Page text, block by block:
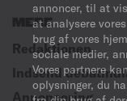
annoncer, til at
at analysere
brug af vores
sociale medier,
Vores partnere
oplysninger, du
MERE
Redaktionen
Indsend
Annoncering